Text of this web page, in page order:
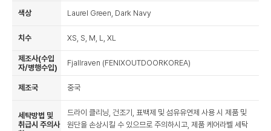
색상 Laurel Green, Dark Navy
치수 XS, S, M, L, XL
제조사(수입
자/병행수입)
Fjallraven (FENIXOUTDOORKOREA)
제조국 중국
세탁방법 및
취급시 주의사
드라이 클리닝, 건조기, 표백제 및 섬유유연제 사용 시 제품 및
원단을 손상시킬 수 있으므로 주의하시고, 제품 케어라벨 세탁